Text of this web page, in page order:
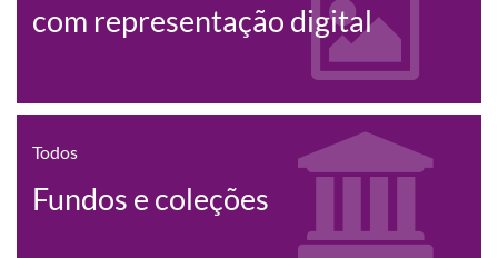
com representação digital
Todos
Fundos e coleções